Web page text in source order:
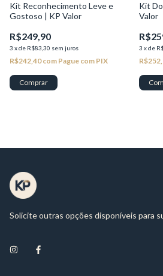
Kit Reconhecimento Leve e
Gostoso | KP Valor
R$249,90
3 xde R$83,30 sem juros
R$242,40com Pague com PIX
Kit
Valor
3 xde
Solicite outras opções disponíveis para